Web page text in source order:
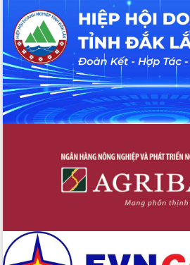
Huy giữ chức Bí thư Đảng ủy Ủy Ban
Nhân dân tỉnh
Bệnh án điện tử thúc đẩy chuyển đổi
số y tế tại Đắk Lắk
Chuyển đổi số thư viện: Mở rộng
không gian tri thức trong thời đại số
Đánh giá, rút kinh nghiệm công tác tổ
chức diễn tập trước ngày bầu cử
Friendship Meeting New Year 2026”
Bầu cử Quốc hội và HĐND: Cử tri Đắk
Lắk gửi gắm niềm tin, kỳ vọng vào lá
khóa XVI và HĐND các cấp nhiệm kỳ
2026-2031